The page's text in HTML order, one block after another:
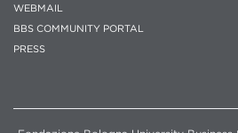
WEBMAIL
BBS COMMUNITY PORTAL
PRESS